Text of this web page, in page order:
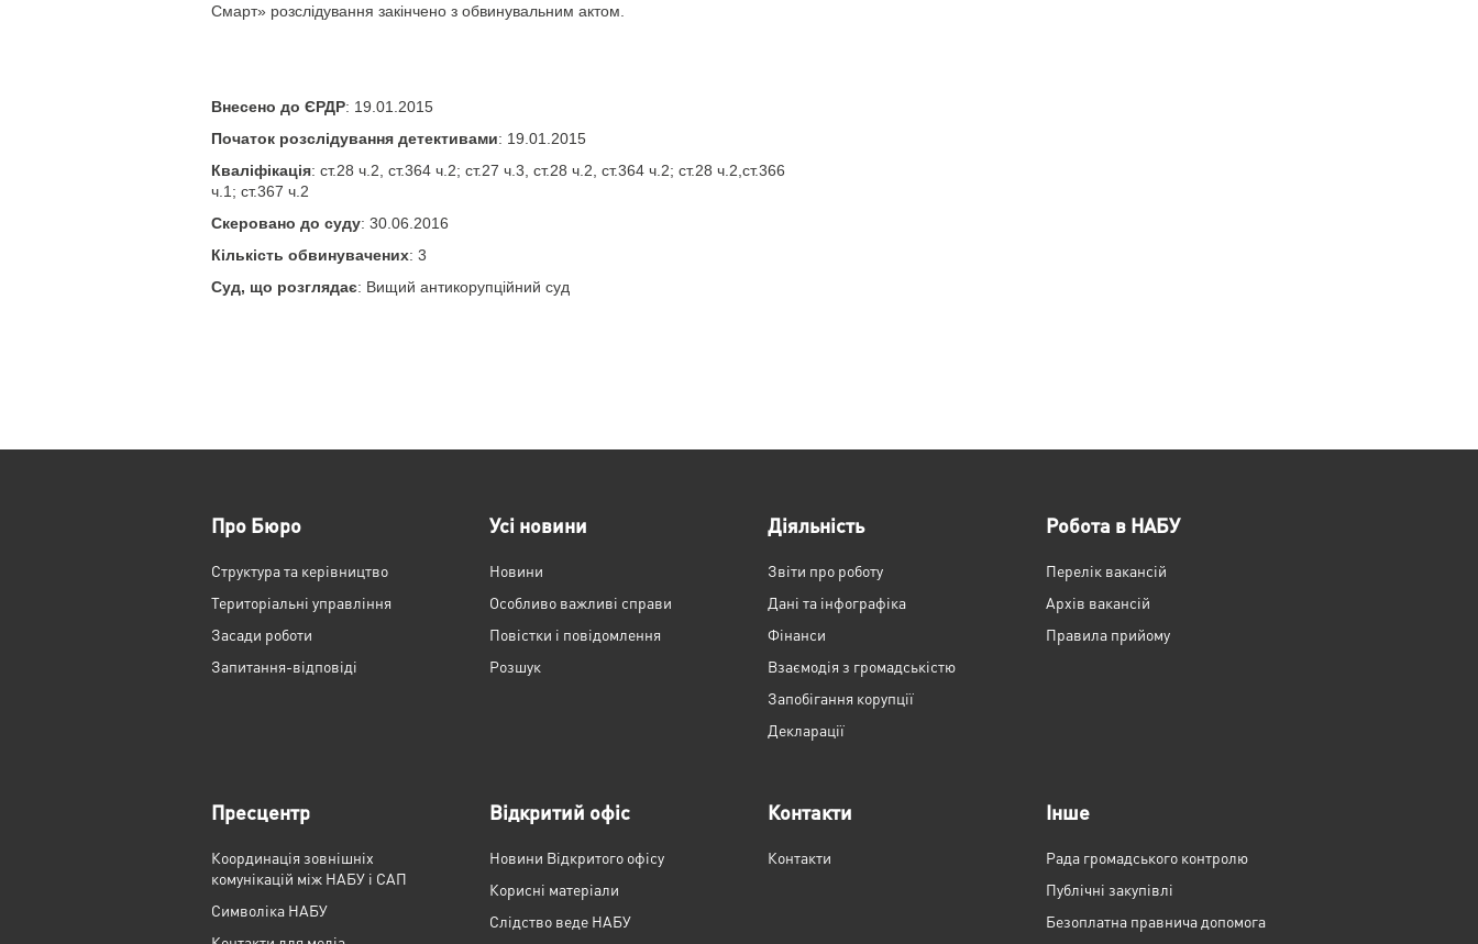
Смарт» розслідування закінчено з обвинувальним актом.
Внесено до ЄРДР: 19.01.2015
Початок розслідування детективами: 19.01.2015
Кваліфікація: ст.28 ч.2, ст.364 ч.2; ст.27 ч.3, ст.28 ч.2, ст.364 ч.2; ст.28 ч.2,ст.366
ч.1; ст.367 ч.2
Скеровано до суду: 30.06.2016
Кількість обвинувачених: 3
Суд, що розглядає: Вищий антикорупційний суд
Про Бюро
Структура та керівництво
Територіальні управління
Засади роботи
Запитання-відповіді
Усі новини
Новини
Особливо важливі справи
Повістки і повідомлення
Розшук
Діяльність
Звіти про роботу
Дані та інфографіка
Фінанси
Взаємодія з громадськістю
Запобігання корупції
Декларації
Робота в НАБУ
Перелік вакансій
Архів вакансій
Правила прийому
Пресцентр
Координація зовнішніх
комунікацій між НАБУ і САП
Cимволіка НАБУ
Відкритий офіс
Новини Відкритого офісу
Корисні матеріали
Слідство веде НАБУ
Контакти
Контакти
Інше
Рада громадського контролю
Публічні закупівлі
Безоплатна правнича допомога